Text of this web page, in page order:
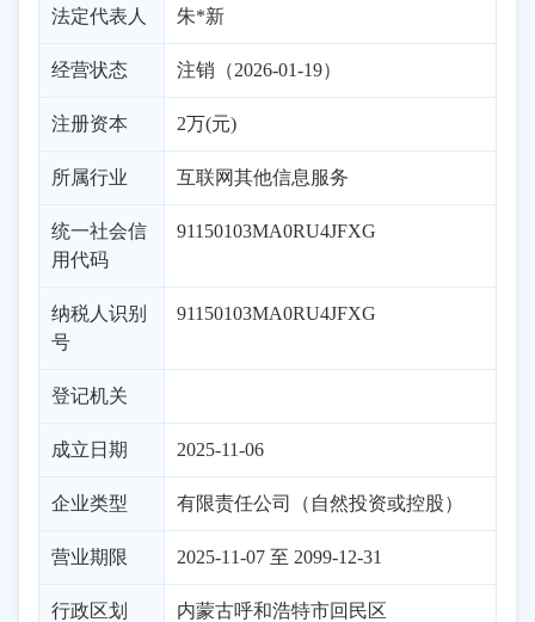
法定代表人 朱*新
经营状态 注销（2026-01-19）
注册资本 2万(元)
所属行业 互联网其他信息服务
统一社会信
用代码
91150103MA0RU4JFXG
纳税人识别
号
91150103MA0RU4JFXG
登记机关
成立日期 2025-11-06
企业类型 有限责任公司（自然投资或控股）
营业期限 2025-11-07 至 2099-12-31
行政区划 内蒙古呼和浩特市回民区